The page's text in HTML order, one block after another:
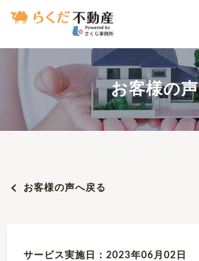
お客様の声
お客様の声へ戻る
サービス実施日：2023年06月02日